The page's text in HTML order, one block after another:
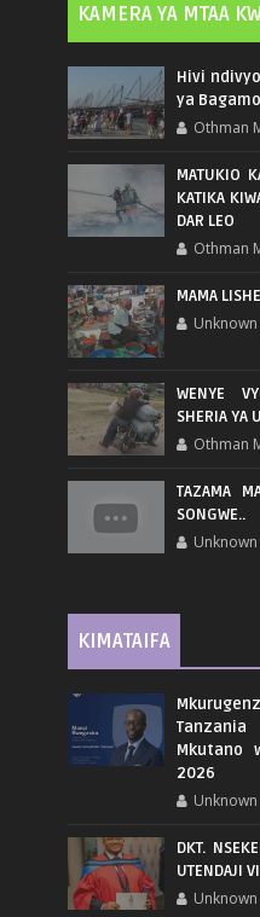
KAMERA YA MTAA
Hivi
ya
Othman
MATUKIO
KATIKA
DAR LEO
Othman
MAMA
Unknown
WENYE
SHERIA YA
Othman
TAZAMA
SONGWE..
Unknown
KIMATAIFA
Mkutano
2026
Unknown
DKT.
UTENDAJI
Unknown